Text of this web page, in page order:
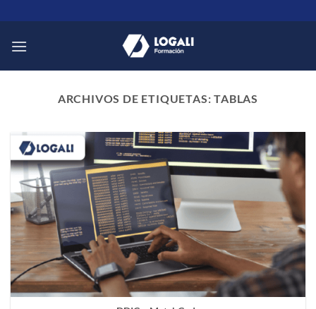
al
contenido
ARCHIVOS DE ETIQUETAS:TABLAS